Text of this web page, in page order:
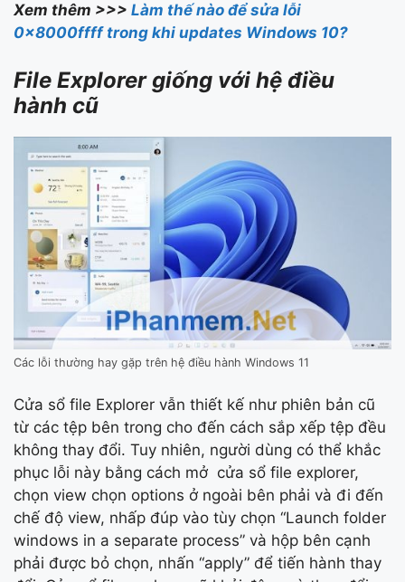
Xem thêm >>> Làm thế nào để sửa lỗi
0x8000ffff trong khi updates Windows 10?
File Explorer giống với hệ điều
hành cũ
Các lỗi thường hay gặp trên hệ điều hành Windows 11
Cửa sổ file Explorer vẫn thiết kế như phiên bản cũ
từ các tệp bên trong cho đến cách sắp xếp tệp đều
không thay đổi. Tuy nhiên, người dùng có thể khắc
phục lỗi này bằng cách mở cửa sổ file explorer,
chọn view chọn options ở ngoài bên phải và đi đến
chế độ view, nhấp đúp vào tùy chọn “Launch folder
windows in a separate process” và hộp bên cạnh
phải được bỏ chọn, nhấn “apply” để tiến hành thay